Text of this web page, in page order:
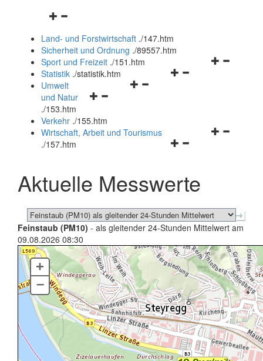
Navigationsmenü
und
schließen
Land- und Forstwirtschaft ./147.htm
Sicherheit und Ordnung ./89557.htm
Navigationsmenü
Sport und Freizeit ./151.htm
Navigationsmenü
Statistik ./statistik.htm
Navigationsmenü
und
schließen
Umwelt
und Natur
./153.htm
Verkehr ./155.htm
Navigationsmenü
schließen
Wirtschaft, Arbeit und Tourismus
./157.htm
Aktuelle Messwerte
Feinstaub (PM10) - als gleitender 24-Stunden Mittelwert am
09.08.2026 08:30
+
–